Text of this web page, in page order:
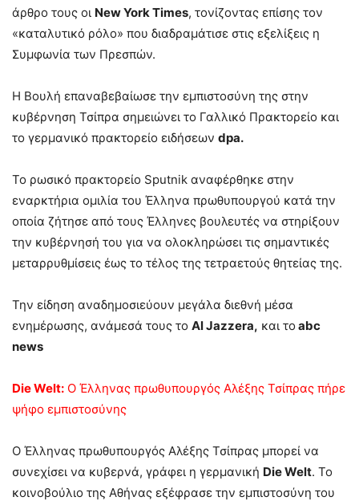
άρθρο τους οι New York Times, τονίζοντας επίσης τον
«καταλυτικό ρόλο» που διαδραμάτισε στις εξελίξεις η
Συμφωνία των Πρεσπών.
Η Βουλή επαναβεβαίωσε την εμπιστοσύνη της στην
κυβέρνηση Τσίπρα σημειώνει το Γαλλικό Πρακτορείο και
το γερμανικό πρακτορείο ειδήσεων dpa.
Το ρωσικό πρακτορείο Sputnik αναφέρθηκε στην
εναρκτήρια ομιλία του Έλληνα πρωθυπουργού κατά την
οποία ζήτησε από τους Έλληνες βουλευτές να στηρίξουν
την κυβέρνησή του για να ολοκληρώσει τις σημαντικές
μεταρρυθμίσεις έως το τέλος της τετραετούς θητείας της.
Την είδηση αναδημοσιεύουν μεγάλα διεθνή μέσα
ενημέρωσης, ανάμεσά τους το Al Jazzera, και το abc
news
Die Welt: Ο Έλληνας πρωθυπουργός Αλέξης Τσίπρας πήρε
ψήφο εμπιστοσύνης
Ο Έλληνας πρωθυπουργός Αλέξης Τσίπρας μπορεί να
συνεχίσει να κυβερνά, γράφει η γερμανική Die Welt. Το
κοινοβούλιο της Αθήνας εξέφρασε την εμπιστοσύνη του